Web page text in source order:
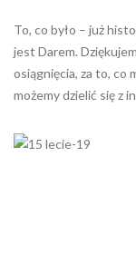
To, co było – już
jest Darem.
osiągnięcia, za to, co
możemy dzielić się z